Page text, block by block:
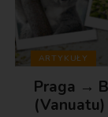
ARTYKUŁY
Praga →